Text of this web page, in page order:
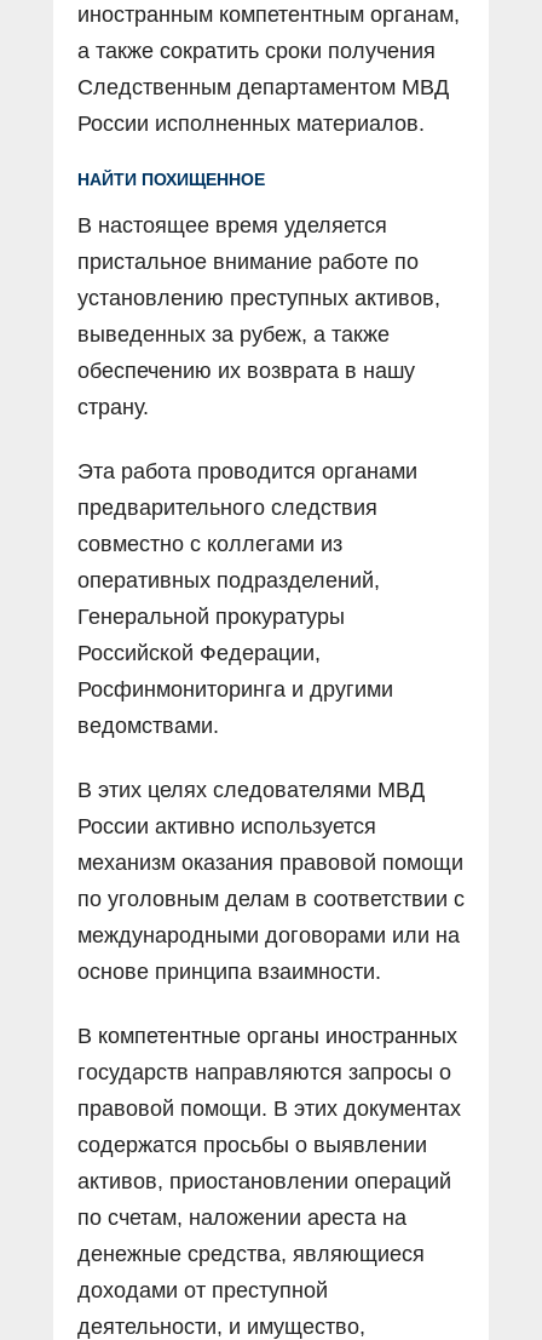
иностранным компетентным органам,
а также сократить сроки получения
Следственным департаментом МВД
России исполненных материалов.
НАЙТИ ПОХИЩЕННОЕ
В настоящее время уделяется
пристальное внимание работе по
установлению преступных активов,
выведенных за рубеж, а также
обеспечению их возврата в нашу
страну.
Эта работа проводится органами
предварительного следствия
совместно с коллегами из
оперативных подразделений,
Генеральной прокуратуры
Российской Федерации,
Росфинмониторинга и другими
ведомствами.
В этих целях следователями МВД
России активно используется
механизм оказания правовой помощи
по уголовным делам в соответствии с
международными договорами или на
основе принципа взаимности.
В компетентные органы иностранных
государств направляются запросы о
правовой помощи. В этих документах
содержатся просьбы о выявлении
активов, приостановлении операций
по счетам, наложении ареста на
денежные средства, являющиеся
доходами от преступной
деятельности, и имущество,